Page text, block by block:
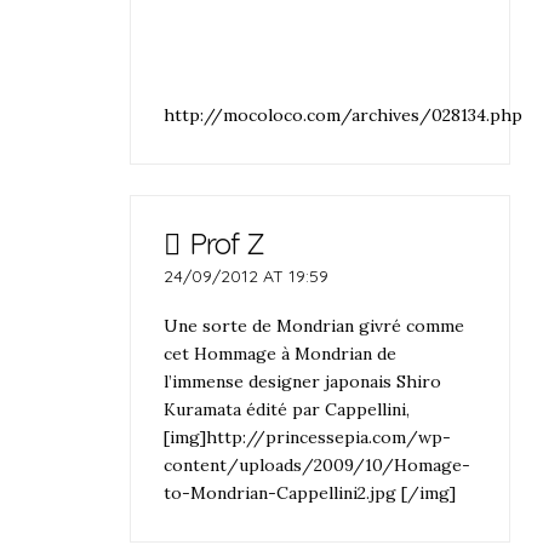
http://mocoloco.com/archives/028134.php
Prof Z
24/09/2012 AT 19:59
Une sorte de Mondrian givré comme
cet Hommage à Mondrian de
l’immense designer japonais Shiro
Kuramata édité par Cappellini,
[img]http://princessepia.com/wp-
content/uploads/2009/10/Homage-
to-Mondrian-Cappellini2.jpg [/img]